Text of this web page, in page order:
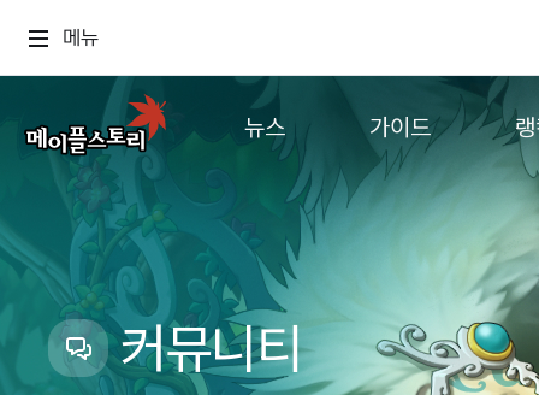
메뉴
뉴스
업데이트
이벤트
캐시샵 공지
메이플 알림판
with maple
가이드
추가정보
컨텐
커뮤니티